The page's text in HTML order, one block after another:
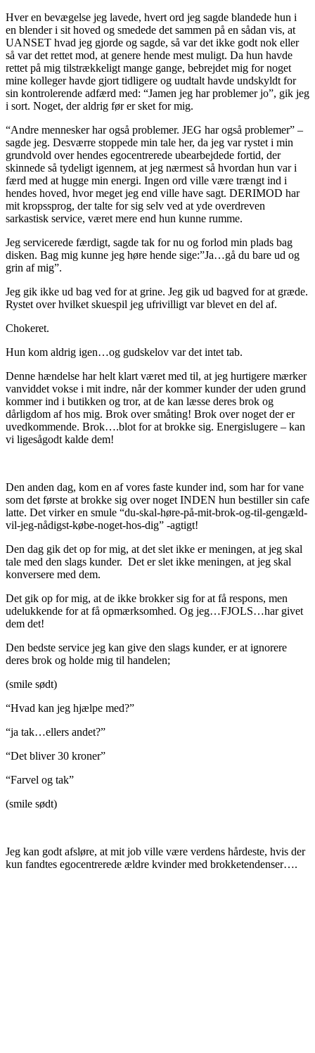
Hver en bevægelse jeg lavede, hvert ord jeg sagde blandede hun i
en blender i sit hoved og smedede det sammen på en sådan vis, at
UANSET hvad jeg gjorde og sagde, så var det ikke godt nok eller
så var det rettet mod, at genere hende mest muligt. Da hun havde
rettet på mig tilstrækkeligt mange gange, bebrejdet mig for noget
mine kolleger havde gjort tidligere og uudtalt havde undskyldt for
sin kontrolerende adfærd med: “Jamen jeg har problemer jo”, gik jeg
i sort. Noget, der aldrig før er sket for mig.
“Andre mennesker har også problemer. JEG har også problemer” –
sagde jeg. Desværre stoppede min tale her, da jeg var rystet i min
grundvold over hendes egocentrerede ubearbejdede fortid, der
skinnede så tydeligt igennem, at jeg nærmest så hvordan hun var i
færd med at hugge min energi. Ingen ord ville være trængt ind i
hendes hoved, hvor meget jeg end ville have sagt. DERIMOD har
mit kropssprog, der talte for sig selv ved at yde overdreven
sarkastisk service, været mere end hun kunne rumme.
Jeg servicerede færdigt, sagde tak for nu og forlod min plads bag
disken. Bag mig kunne jeg høre hende sige:”Ja…gå du bare ud og
grin af mig”.
Jeg gik ikke ud bag ved for at grine. Jeg gik ud bagved for at græde.
Rystet over hvilket skuespil jeg ufrivilligt var blevet en del af.
Chokeret.
Hun kom aldrig igen…og gudskelov var det intet tab.
Denne hændelse har helt klart været med til, at jeg hurtigere mærker
vanviddet vokse i mit indre, når der kommer kunder der uden grund
kommer ind i butikken og tror, at de kan læsse deres brok og
dårligdom af hos mig. Brok over småting! Brok over noget der er
uvedkommende. Brok….blot for at brokke sig. Energislugere – kan
vi ligesågodt kalde dem!
Den anden dag, kom en af vores faste kunder ind, som har for vane
som det første at brokke sig over noget INDEN hun bestiller sin cafe
latte. Det virker en smule “du-skal-høre-på-mit-brok-og-til-gengæld-
vil-jeg-nådigst-købe-noget-hos-dig” -agtigt!
Den dag gik det op for mig, at det slet ikke er meningen, at jeg skal
tale med den slags kunder. Det er slet ikke meningen, at jeg skal
konversere med dem.
Det gik op for mig, at de ikke brokker sig for at få respons, men
udelukkende for at få opmærksomhed. Og jeg…FJOLS…har givet
dem det!
Den bedste service jeg kan give den slags kunder, er at ignorere
deres brok og holde mig til handelen;
(smile sødt)
“Hvad kan jeg hjælpe med?”
“ja tak…ellers andet?”
“Det bliver 30 kroner”
“Farvel og tak”
(smile sødt)
Jeg kan godt afsløre, at mit job ville være verdens hårdeste, hvis der
kun fandtes egocentrerede ældre kvinder med brokketendenser….